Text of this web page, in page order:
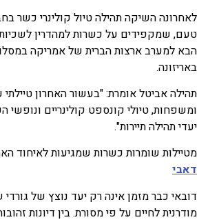
לאחרונה השיקה תהילה טיול קולינרי כשר
טעם, שמקפידים על כשרות למהדרין לשכיות
הבא למערב ארצות הברית של אמריקה
באריזונה.
תהילה אביטל אומרת: "בעשור האחרון
ומשפחות, טיולי קונספט קולינריים
יעדי תהילה תיירות".
מטיילות שומרות כשרות שמגיעות לאיחוד
דאבי
דובאי כבר מזמן אינה רק יעד נוצץ של
מודרנית לחיים על פי מסורת. בין דיונות